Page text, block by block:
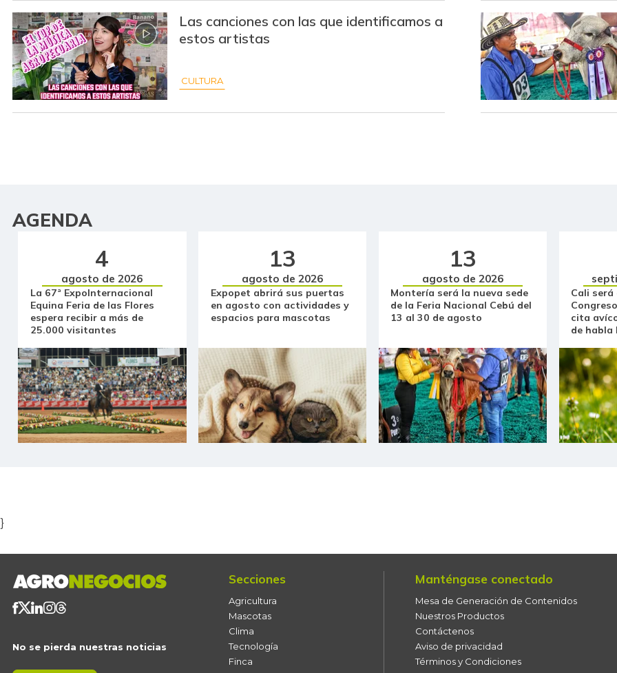
Borojó
Bota de res
Brazo con hueso de cerdo
Brazo sin hueso de cerdo
Café molido
Caja de sopa de pollo
Calabaza
Cebolla cabezona blanca
Cebolla larga
Centro de pierna de res
Chatas de res
Ciruela roja
Coliflor
Las canciones con las que identificamos a
estos artistas
CULTURA
AGENDA
4
agosto de 2026
La 67ª ExpoInternacional
Equina Feria de las Flores
espera recibir a más de
25.000 visitantes
13
agosto de 2026
Expopet abrirá sus puertas
en agosto con actividades y
espacios para mascotas
13
agosto de 2026
Montería será la nueva sede
de la Feria Nacional Cebú del
13 al 30 de agosto
Cali será
cita
de habla
}
No se pierda nuestras noticias
Secciones
Agricultura
Mascotas
Clima
Tecnología
Finca
Manténgase conectado
Mesa de Generación de Contenidos
Nuestros Productos
Contáctenos
Aviso de privacidad
Términos y Condiciones